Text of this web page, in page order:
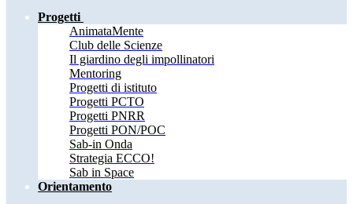
Progetti
AnimataMente
Club delle Scienze
Il giardino degli impollinatori
Mentoring
Progetti di istituto
Progetti PCTO
Progetti PNRR
Progetti PON/POC
Sab-in Onda
Strategia ECCO!
Sab in Space
Orientamento